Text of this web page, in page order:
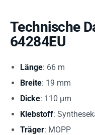
Technische
64284EU
Länge: 66 m
Breite: 19 mm
Dicke: 110 µm
Klebstoff:
Träger: MOPP